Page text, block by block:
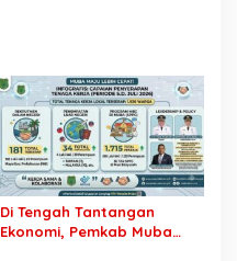
Di Tengah Tantangan
Ekonomi, Pemkab Muba